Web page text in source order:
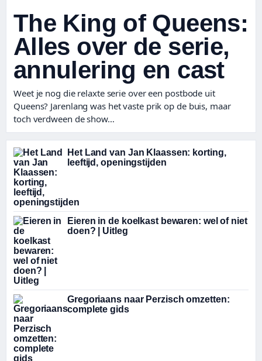
The King of Queens:
Alles over de serie,
annulering en cast
Weet je nog die relaxte serie over een postbode uit
Queens? Jarenlang was het vaste prik op de buis, maar
toch verdween de show…
Het Land van Jan Klaassen: korting,
leeftijd, openingstijden
Eieren in de koelkast bewaren: wel of niet
doen? | Uitleg
Gregoriaans naar Perzisch omzetten:
complete gids